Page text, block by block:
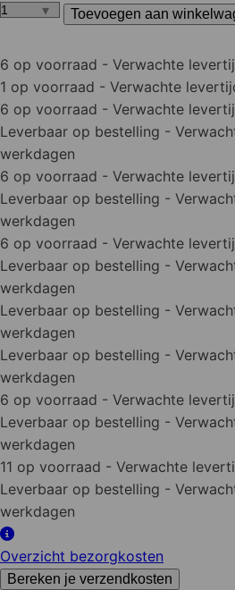
Tenco
transparant
aantal
Toevoegen aan
6 op voorraad - Verwachte
1 op voorraad - Verwachte
6 op voorraad - Verwachte
Leverbaar op bestelling -
werkdagen
6 op voorraad - Verwachte
Leverbaar op bestelling -
werkdagen
6 op voorraad - Verwachte
Leverbaar op bestelling -
werkdagen
Leverbaar op bestelling -
werkdagen
Leverbaar op bestelling -
werkdagen
6 op voorraad - Verwachte
Leverbaar op bestelling -
werkdagen
11 op voorraad - Verwachte
Leverbaar op bestelling -
werkdagen
Overzicht bezorgkosten
Bereken je verzendkosten